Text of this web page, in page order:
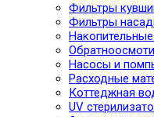
Фильтры
Фильтры
Насосы и
Расходные
Коттеджная
UV